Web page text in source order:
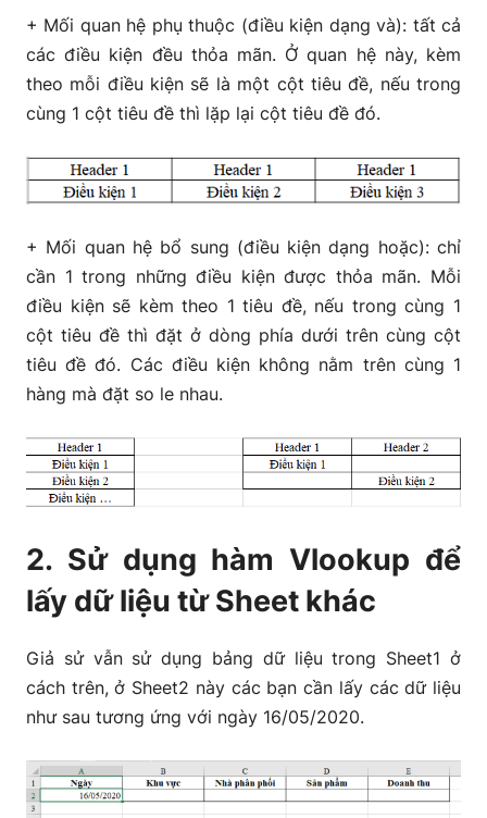
+ Mối quan hệ phụ thuộc (điều kiện dạng và): tất cả
các điều kiện đều thỏa mãn. Ở quan hệ này, kèm
theo mỗi điều kiện sẽ là một cột tiêu đề, nếu trong
cùng 1 cột tiêu đề thì lặp lại cột tiêu đề đó.
+ Mối quan hệ bổ sung (điều kiện dạng hoặc): chỉ
cần 1 trong những điều kiện được thỏa mãn. Mỗi
điều kiện sẽ kèm theo 1 tiêu đề, nếu trong cùng 1
cột tiêu đề thì đặt ở dòng phía dưới trên cùng cột
tiêu đề đó. Các điều kiện không nằm trên cùng 1
hàng mà đặt so le nhau.
2. Sử dụng hàm Vlookup để
lấy dữ liệu từ Sheet khác
Giả sử vẫn sử dụng bảng dữ liệu trong Sheet1 ở
cách trên, ở Sheet2 này các bạn cần lấy các dữ liệu
như sau tương ứng với ngày 16/05/2020.